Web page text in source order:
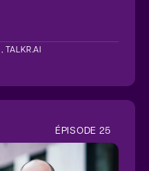
TALKR.AI
ÉPISODE 25